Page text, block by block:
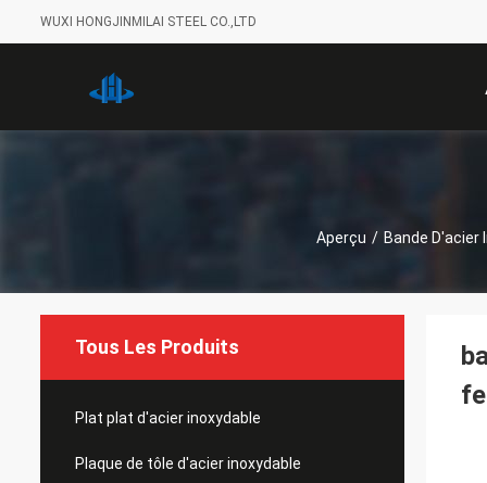
WUXI HONGJINMILAI STEEL CO.,LTD
Aperçu / Bande D'acier
Tous Les Produits
Plat plat d'acier inoxydable
Plaque de tôle d'acier inoxydable